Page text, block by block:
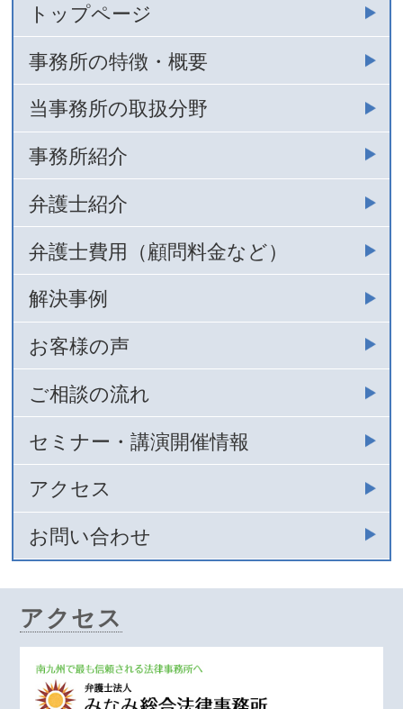
トップページ
事務所の特徴・概要
当事務所の取扱分野
事務所紹介
弁護士紹介
弁護士費用（顧問料金など）
解決事例
お客様の声
ご相談の流れ
セミナー・講演開催情報
アクセス
お問い合わせ
アクセス